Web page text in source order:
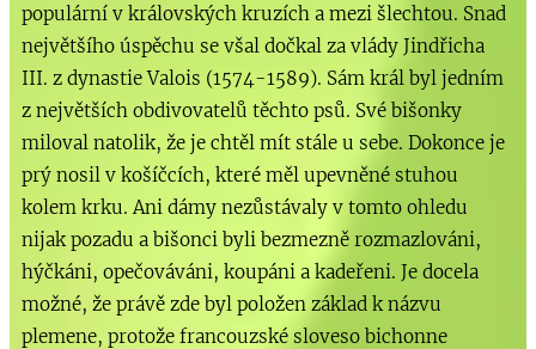
populární v královských kruzích a mezi šlechtou. Snad
největšího úspěchu se všal dočkal za vlády Jindřicha
III. z dynastie Valois (1574-1589). Sám král byl jedním
z největších obdivovatelů těchto psů. Své bišonky
miloval natolik, že je chtěl mít stále u sebe. Dokonce je
prý nosil v košíčcích, které měl upevněné stuhou
kolem krku. Ani dámy nezůstávaly v tomto ohledu
nijak pozadu a bišonci byli bezmezně rozmazlováni,
hýčkáni, opečováváni, koupáni a kadeřeni. Je docela
možné, že právě zde byl položen základ k názvu
plemene, protože francouzské sloveso bichonne